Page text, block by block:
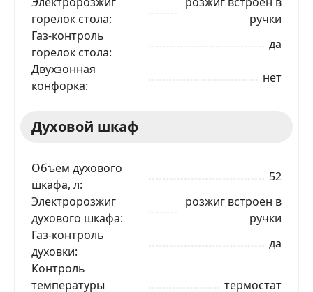
горелок стола
ручки
Газ-контроль
горелок стола
да
Двухзонная
конфорка
нет
Духовой шкаф
Объём духового
шкафа, л
52
Электророзжиг
духового шкафа
розжиг встроен в
ручки
Газ-контроль
духовки
да
Контроль
температуры
термостат